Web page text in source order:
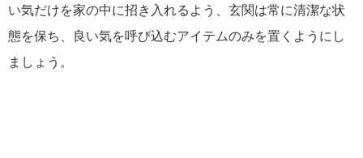
い気だけを家の中に招き入れるよう、玄関は常に清潔な状
態を保ち、良い気を呼び込むアイテムのみを置くようにし
ましょう。